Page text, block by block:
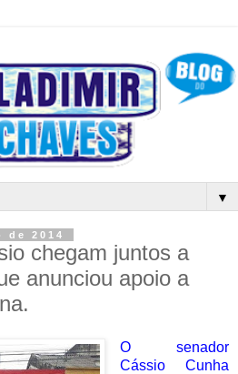
▼
2014
chegam juntos a
anunciou apoio a
O senador
Cássio Cunha